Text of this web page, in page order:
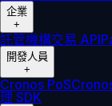
企業
+
託管機構交易 API
開發人員
+
Cronos PoS
理 SDK